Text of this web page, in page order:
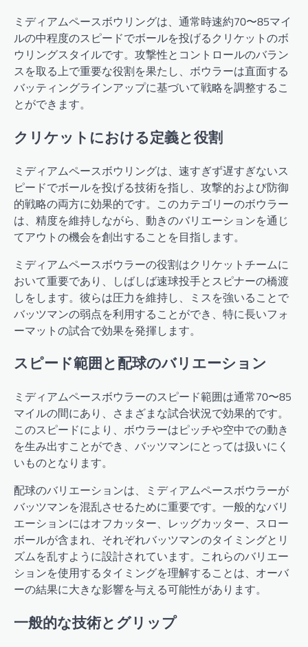
ミディアムペースボウリングは、通常時速約70〜85マイ
ルの中程度のスピードでボールを投げるクリケットのボ
ウリングスタイルです。攻撃性とコントロールのバラン
スを取る上で重要な役割を果たし、ボウラーは直面する
バッティングラインアップに基づいて戦略を調整するこ
とができます。
クリケットにおける定義と役割
ミディアムペースボウリングは、速すぎず遅すぎないス
ピードでボールを投げる技術を指し、攻撃的および防御
的戦略の両方に効果的です。このカテゴリーのボウラー
は、精度を維持しながら、動きのバリエーションを通じ
てアウトの機会を創出することを目指します。
ミディアムペースボウラーの役割はクリケットチームに
おいて重要であり、しばしば速球投手とスピナーの橋渡
しをします。彼らは圧力を維持し、ミスを強いることで
バッツマンの弱点を利用することができ、特に長いフォ
ーマットの試合で効果を発揮します。
スピード範囲と配球のバリエーション
ミディアムペースボウラーのスピード範囲は通常70〜85
マイルの間にあり、さまざまな試合状況で効果的です。
このスピードにより、ボウラーはピッチや空中での動き
を生み出すことができ、バッツマンにとっては扱いにく
いものとなります。
配球のバリエーションは、ミディアムペースボウラーが
バッツマンを混乱させるために重要です。一般的なバリ
エーションにはオフカッター、レッグカッター、スロー
ボールが含まれ、それぞれバッツマンのタイミングとリ
ズムを乱すように設計されています。これらのバリエー
ションを使用するタイミングを理解することは、オーバ
ーの結果に大きな影響を与える可能性があります。
一般的な技術とグリップ